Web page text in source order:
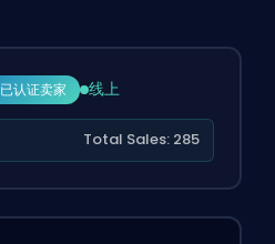
已认证卖家 线上
Total Sales: 285